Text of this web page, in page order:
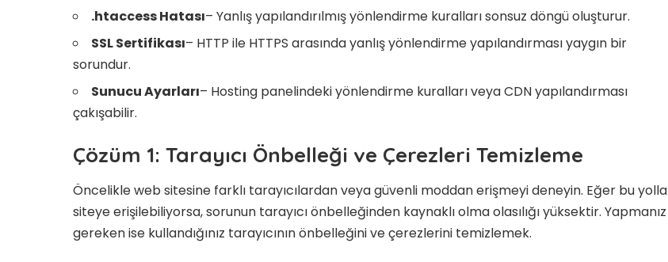
.htaccess Hatası– Yanlış yapılandırılmış yönlendirme kuralları sonsuz döngü oluşturur.
SSL Sertifikası– HTTP ile HTTPS arasında yanlış yönlendirme yapılandırması yaygın bir
sorundur.
Sunucu Ayarları– Hosting panelindeki yönlendirme kuralları veya CDN yapılandırması
çakışabilir.
Çözüm 1: Tarayıcı Önbelleği ve Çerezleri Temizleme
Öncelikle web sitesine farklı tarayıcılardan veya güvenli moddan erişmeyi deneyin. Eğer bu yolla
siteye erişilebiliyorsa, sorunun tarayıcı önbelleğinden kaynaklı olma olasılığı yüksektir. Yapmanız
gereken ise kullandığınız tarayıcının önbelleğini ve çerezlerini temizlemek.